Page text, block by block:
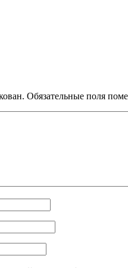
Обязательные поля